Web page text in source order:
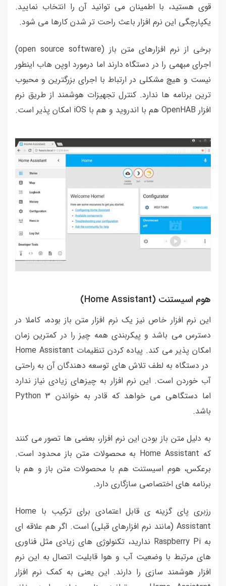
قوی هستید، با اطمینان می توانید آن را انتخاب نمایید.
یکپارچگی این نرم افزار باعث راحت تر شدن کارها می شود.
برخی از نرم افزارهای متن باز (open source software)
اجرای مبهمی را در دستگاه دارند اما درمورد اوپن هاب اینطور
نیست و هیچ مشکلی در ارتباط با اجرای بزرگترین و محبوب
ترین برنامه ها ندارد. کنترل تجهیزات هوشمند از طریق نرم
افزار OpenHAB هم با اندروید و هم با iOS امکان پذیر است.
هوم اسیستنت (Home Assistant)
این نرم افزار خاص نیز یک نرم افزار متن باز بوده، کاملا در
دسترس می باشد و پیکربندی همه چیز را در کمترین زمان
امکان پذیر می کند. پیاده کردن تنظیمات Home Assistant
در دستگاه به لطف تلاش های توسعه دهندگان آن به راحتی
آب خوردن است. این نرم افزار به چیزهای زیادی نیاز ندارد
اما دستگاهی می خواهد که قادر به خواندن Python 3
باشد.
به دلیل متن باز بودن این نرم افزار، بعضی ها تصور می کنند
که Home Assistant به محصولات متن باز محدود است.
برعکس، هوم اسیستنت هم با محصولات متن باز و هم با
برنامه های اختصاصی سازگاری دارد.
رزبری پای گزینه ی قابل اعتمادی برای ترکیب با Home
Assistant (مانند نرم افزارهای قبلی) است. اگر هم علاقه ای
به Raspberry Pi ندارید، تکنولوژی های زیادی مثل فناوری
های مرتبط با وضعیت آب و هوا قابلیت اتصال به این نرم
افزار هوشمند سازی را دارند. این یعنی به کمک نرم افزار